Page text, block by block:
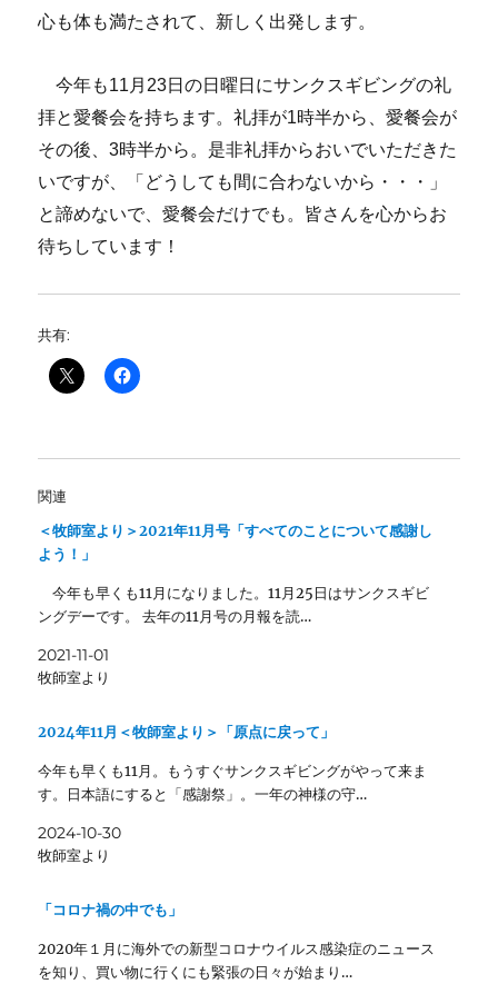
心も体も満たされて、新しく出発します。
今年も11月23日の日曜日にサンクスギビングの礼
拝と愛餐会を持ちます。礼拝が1時半から、愛餐会が
その後、3時半から。是非礼拝からおいでいただきた
いですが、「どうしても間に合わないから・・・」
と諦めないで、愛餐会だけでも。皆さんを心からお
待ちしています！
共有:
関連
＜牧師室より＞2021年11月号「すべてのことについて感謝し
よう！」
今年も早くも11月になりました。11月25日はサンクスギビ
ングデーです。 去年の11月号の月報を読…
2021-11-01
牧師室より
2024年11月＜牧師室より＞「原点に戻って」
今年も早くも11月。もうすぐサンクスギビングがやって来ま
す。日本語にすると「感謝祭」。一年の神様の守…
2024-10-30
牧師室より
「コロナ禍の中でも」
2020年１月に海外での新型コロナウイルス感染症のニュース
を知り、買い物に行くにも緊張の日々が始まり…